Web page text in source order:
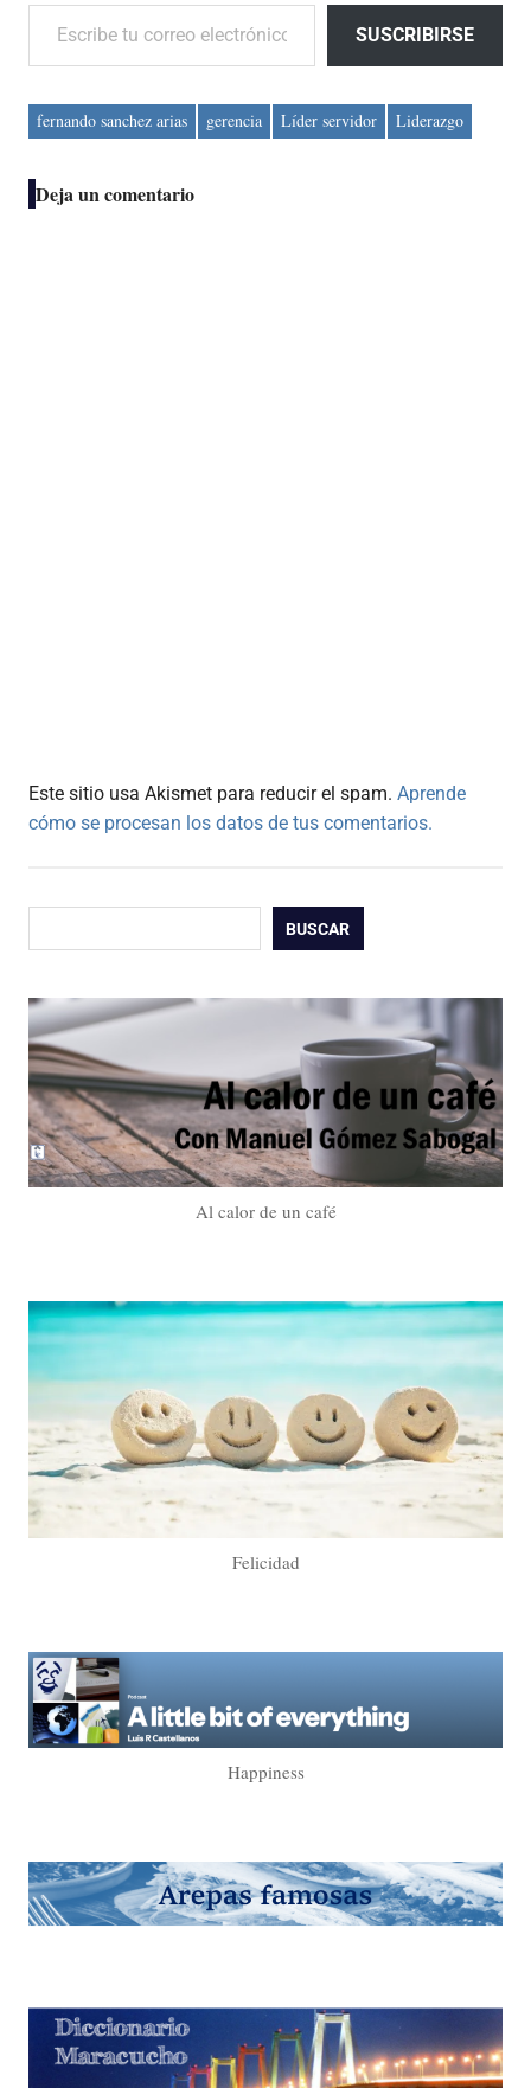
SUSCRIBIRSE
fernando sanchez arias gerencia Líder servidor Liderazgo
Deja un comentario
Este sitio usa Akismet para reducir el spam. Aprende
cómo se procesan los datos de tus comentarios.
BUSCAR
Al calor de un café
Felicidad
Happiness